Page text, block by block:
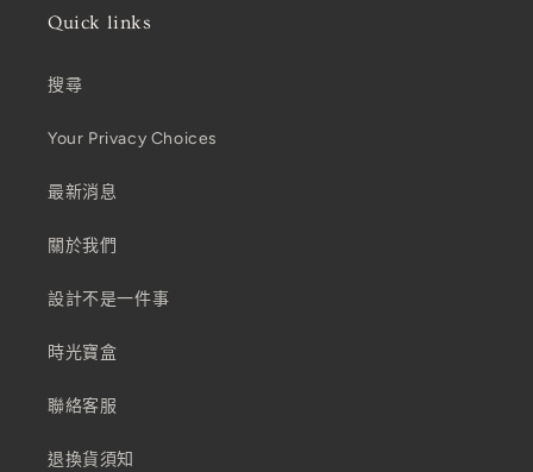
Quick links
搜尋
Your Privacy Choices
最新消息
關於我們
設計不是一件事
時光寶盒
聯絡客服
退換貨須知